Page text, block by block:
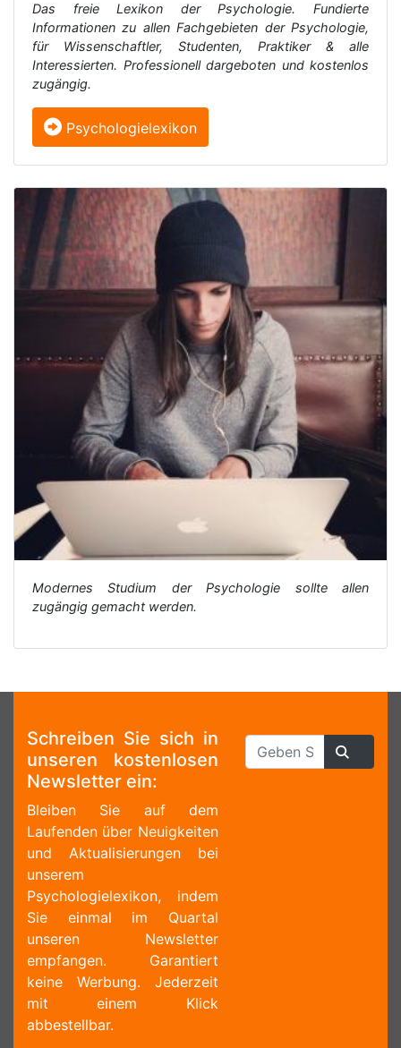
Das freie Lexikon der Psychologie. Fundierte
Informationen zu allen Fachgebieten der Psychologie,
für Wissenschaftler, Studenten, Praktiker & alle
Interessierten. Professionell dargeboten und kostenlos
zugängig.
Psychologielexikon
Modernes Studium der Psychologie sollte allen
zugängig gemacht werden.
Schreiben Sie sich in
unseren kostenlosen
Newsletter ein:
Bleiben Sie auf dem
Laufenden über Neuigkeiten
und Aktualisierungen bei
unserem
Psychologielexikon, indem
Sie einmal im Quartal
unseren Newsletter
empfangen. Garantiert
keine Werbung. Jederzeit
mit einem Klick
abbestellbar.